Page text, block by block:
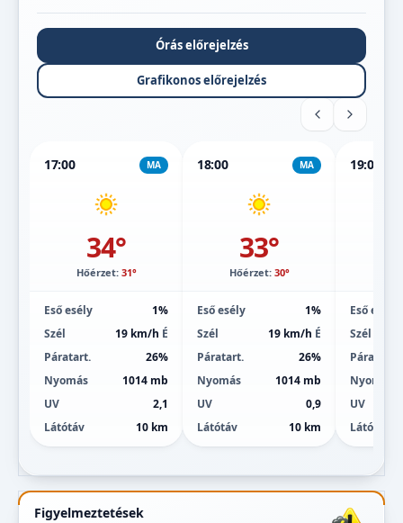
Órás előrejelzés
Grafikonos előrejelzés
17:00 MA
34°
Hőérzet: 31°
Eső esély
1%
Szél
19 km/h É
Páratart.
26%
Nyomás
1014 mb
UV
2,1
Látótáv
10 km
18:00 MA
33°
Hőérzet: 30°
Eső esély
1%
Szél
19 km/h É
Páratart.
26%
Nyomás
1014 mb
UV
0,9
Látótáv
10 km
19:00
Eső esély
Szél
Páratart.
Nyomás
UV
Látótáv
Figyelmeztetések